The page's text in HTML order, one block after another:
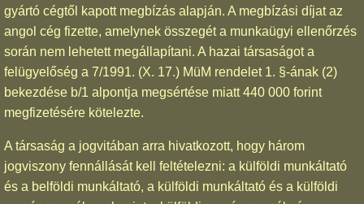
gyártó cégtől kapott megbízás alapján. A megbízási díjat az
angol cég fizette, amelynek összegét a munkaügyi ellenőrzés
során nem lehetett megállapítani. A hazai társaságot a
felügyelőség a 7/1991. (X. 17.) MüM rendelet 1. §-ának (2)
bekezdése b/1 alpontja megsértése miatt 440 000 forint
megfizetésére kötelezte.
A társaság a jogvitában arra hivatkozott, hogy három
jogviszony fennállását kell feltételezni: a külföldi munkáltató
és a belföldi munkáltató, a külföldi munkáltató és a külföldi